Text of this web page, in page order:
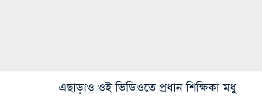
এছাড়াও ওই ভিডিওতে প্রধান শিক্ষিকা মধু